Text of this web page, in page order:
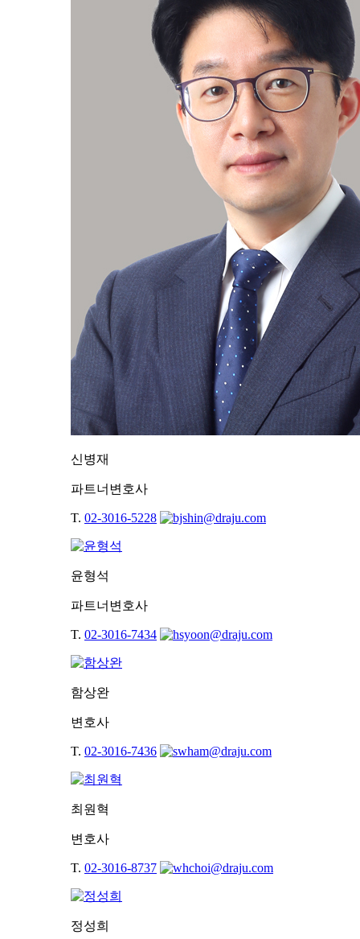
신병재
파트너변호사
T. 02-3016-5228
윤형석
파트너변호사
T. 02-3016-7434
함상완
변호사
T. 02-3016-7436
최원혁
변호사
T. 02-3016-8737
정성희